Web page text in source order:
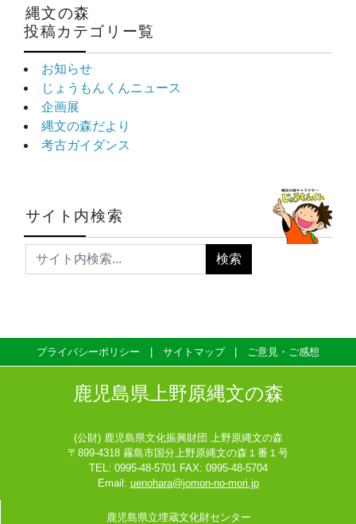
縄文の森
投稿カテゴリー覧
お知らせ
じょうもんくんニュース
企画展
縄文の森だより
考古ガイダンス
サイト内検索
プライバシーポリシー サイトマップ ご意見・ご感想
鹿児島県上野原縄文の森
(公財) 鹿児島県文化振興財団 上野原縄文の森
〒899-4318 霧島市国分上野原縄文の森１番１号
TEL: 0995-48-5701 FAX: 0995-48-5704
Email: uenohara@jomon-no-mori.jp
鹿児島県立埋蔵文化財センター